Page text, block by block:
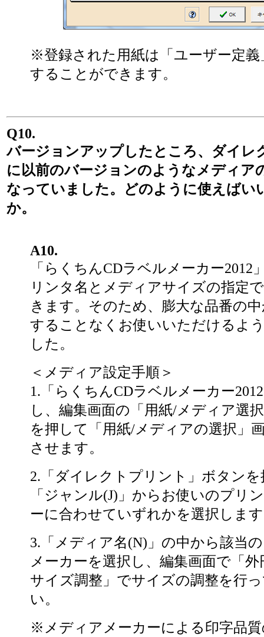
※登録された用紙は「ユーザー定義
することができます。
Q10.
バージョンアップしたところ、ダイレ
に以前のバージョンのようなメディア
なっていました。どのように使えばい
か。
A10.
「らくちんCDラベルメーカー2012
リンタ名とメディアサイズの指定
きます。そのため、膨大な品番の
することなくお使いいただけるよ
した。
＜メディア設定手順＞
1.「らくちんCDラベルメーカー
し、編集画面の「用紙/メディア選
を押して「用紙/メディアの選択」
させます。
2.「ダイレクトプリント」ボタン
「ジャンル(J)」からお使いのプリ
ーに合わせていずれかを選択しま
3.「メディア名(N)」の中から該当
メーカーを選択し、編集画面で「外
サイズ調整」でサイズの調整を行
い。
※メディアメーカーによる印字品